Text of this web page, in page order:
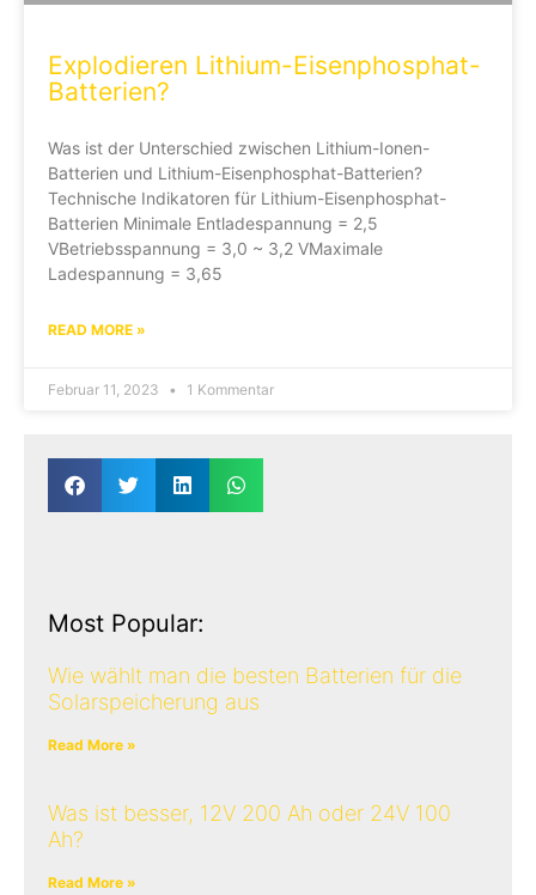
Explodieren Lithium-Eisenphosphat-
Batterien?
Was ist der Unterschied zwischen Lithium-Ionen-
Batterien und Lithium-Eisenphosphat-Batterien?
Technische Indikatoren für Lithium-Eisenphosphat-
Batterien Minimale Entladespannung = 2,5
VBetriebsspannung = 3,0 ~ 3,2 VMaximale
Ladespannung = 3,65
READ MORE »
Februar 11, 2023 1 Kommentar
Most Popular:
Wie wählt man die besten Batterien für die
Solarspeicherung aus
Read More »
Was ist besser, 12V 200 Ah oder 24V 100
Ah?
Read More »